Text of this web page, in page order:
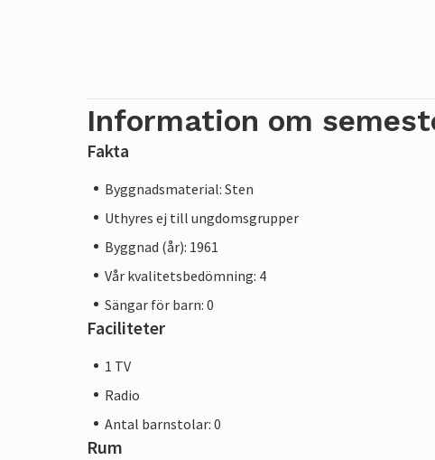
Information om
Fakta
Byggnadsmaterial: Sten
Uthyres ej till ungdomsgrupper
Byggnad (år): 1961
Vår kvalitetsbedömning: 4
Sängar för barn: 0
Faciliteter
1 TV
Radio
Antal barnstolar: 0
Rum